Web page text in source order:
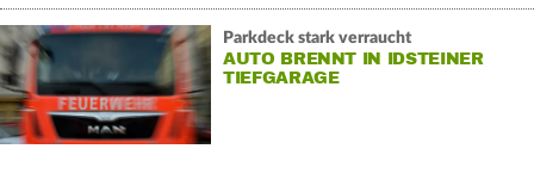
Parkdeck stark verraucht
AUTO BRENNT IN IDSTEINER
TIEFGARAGE